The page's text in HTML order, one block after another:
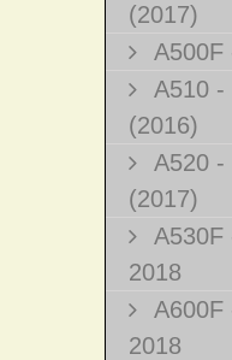
(2017)
A500F
A510 -
(2016)
A520 -
(2017)
A530F
2018
A600F
2018